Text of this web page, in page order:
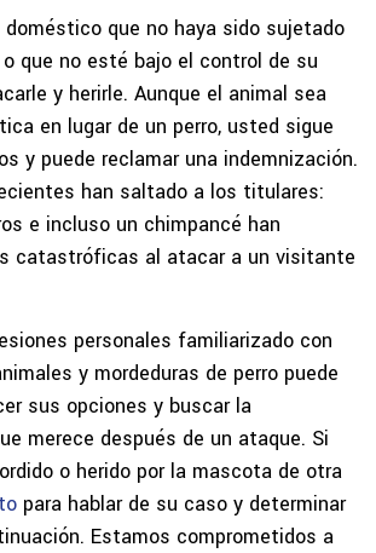
doméstico que no haya sido sujetado
que no esté bajo el control de su
y herirle. Aunque el animal sea
en lugar de un perro, usted sigue
y puede reclamar una indemnización.
han saltado a los titulares:
e incluso un chimpancé han
catastróficas al atacar a un visitante
personales familiarizado con
y mordeduras de perro puede
sus opciones y buscar la
merece después de un ataque. Si
o herido por la mascota de otra
para hablar de su caso y determinar
Estamos comprometidos a